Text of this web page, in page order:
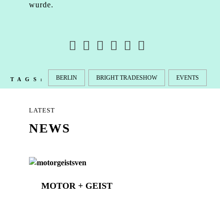
wurde.
TAGS: BERLIN BRIGHT TRADESHOW EVENTS
LATEST
NEWS
MOTOR + GEIST